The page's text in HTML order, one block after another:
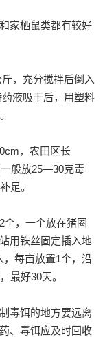
家栖鼠类都有较好
，充分搅拌后倒入
液吸干后，用塑料
，农田区长
般放25—30克毒
足。
个，一个放在猪圈
用铁丝固定插入地
每亩放置1个，沿
最好30天。
毒饵的地方要远离
、毒饵应及时回收